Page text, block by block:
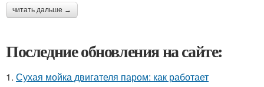
читать дальше →
Последние обновления на сайте:
1. Сухая мойка двигателя паром: как работает